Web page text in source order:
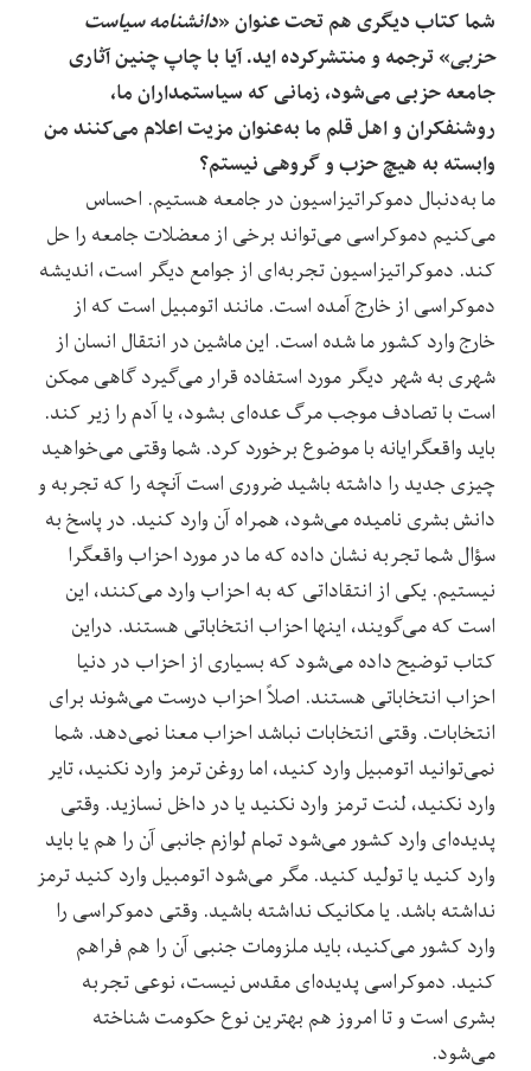
شما کتاب دیگری هم تحت عنوان «دانشنامه سیاست
حزبی» ترجمه و منتشرکرده اید. آیا با چاپ چنین آثاری
جامعه حزبی می‌شود،‌ زمانی که سیاستمداران ما،
روشنفکران و اهل قلم ما به‌عنوان مزیت اعلام می‌کنند من
وابسته به هیچ حزب و گروهی نیستم؟
ما به‌دنبال دموکراتیزاسیون در جامعه هستیم. احساس
می‌کنیم دموکراسی می‌تواند برخی از معضلات جامعه را حل
کند. دموکراتیزاسیون تجربه‌ای از جوامع دیگر است، اندیشه
دموکراسی از خارج آمده است. مانند اتومبیل است که از
خارج وارد کشور ما شده است. این ماشین در انتقال انسان از
شهری به شهر دیگر مورد استفاده قرار می‌گیرد گاهی ممکن
است با تصادف موجب مرگ عده‌ای بشود، یا آدم را زیر کند.
باید واقعگرایانه با موضوع برخورد کرد. شما وقتی می‌خواهید
چیزی جدید را داشته باشید ضروری است آنچه را که تجربه و
دانش بشری نامیده می‌شود، همراه آن وارد کنید. در پاسخ به
سؤال شما تجربه نشان داده که ما در مورد احزاب واقعگرا
نیستیم. یکی از انتقاداتی که به احزاب وارد می‌کنند، این
است که می‌گویند، اینها احزاب انتخاباتی هستند. دراین
کتاب توضیح داده می‌شود که بسیاری از احزاب در دنیا
احزاب انتخاباتی هستند. اصلاً احزاب درست می‌شوند برای
انتخابات. وقتی انتخابات نباشد احزاب معنا نمی‌دهد. شما
نمی‌توانید اتومبیل وارد کنید، اما روغن ترمز وارد نکنید، تایر
وارد نکنید، لنت ترمز وارد نکنید یا در داخل نسازید. وقتی
پدیده‌ای وارد کشور می‌شود تمام لوازم جانبی آن را هم یا باید
وارد کنید یا تولید کنید. مگر می‌شود اتومبیل وارد کنید ترمز
نداشته باشد. یا مکانیک نداشته باشید. وقتی دموکراسی را
وارد کشور می‌کنید، باید ملزومات جنبی آن را هم فراهم
کنید. دموکراسی پدیده‌ای مقدس نیست، نوعی تجربه
بشری است و تا امروز هم بهترین نوع حکومت شناخته
می‌شود.